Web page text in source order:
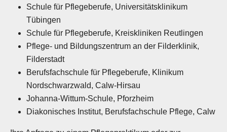
Schule für Pflegeberufe, Universitätsklinikum
Tübingen
Schule für Pflegeberufe, Kreiskliniken Reutlingen
Pflege- und Bildungszentrum an der Filderklinik,
Filderstadt
Berufsfachschule für Pflegeberufe, Klinikum
Nordschwarzwald, Calw-Hirsau
Johanna-Wittum-Schule, Pforzheim
Diakonisches Institut, Berufsfachschule Pflege, Calw